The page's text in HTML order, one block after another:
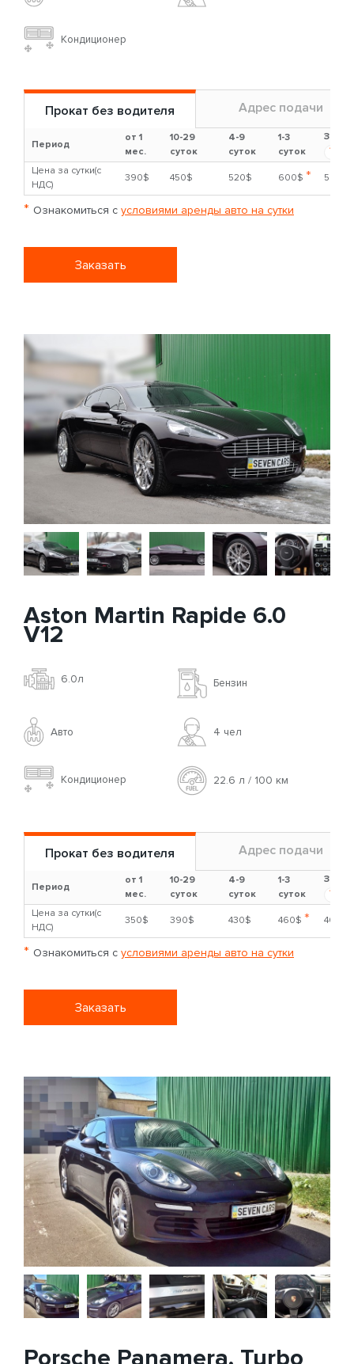
Кондиционер
Прокат без водителя Адрес подачи
Период
от 1
мес.
10-29
суток
4-9
суток
1-3
суток
Залог
?
Цена за сутки(с
НДС)
390$ 450$ 520$ 600$ * 5000$
* Ознакомиться с условиями аренды авто на сутки
Заказать
Aston Martin Rapide 6.0
V12
6.0л Бензин
Авто 4 чел
Кондиционер 22.6 л / 100 км
Прокат без водителя Адрес подачи
Период
от 1
мес.
10-29
суток
4-9
суток
1-3
суток
Залог
?
Цена за сутки(с
НДС)
350$ 390$ 430$ 460$ * 4000$
* Ознакомиться с условиями аренды авто на сутки
Заказать